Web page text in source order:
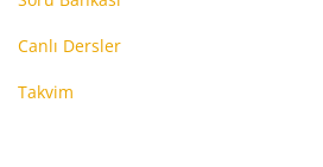
Canlı Dersler
Takvim